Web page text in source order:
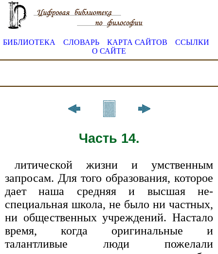
БИБЛИОТЕКА СЛОВАРЬ КАРТА САЙТОВ
ССЫЛКИ
О САЙТЕ
Часть 14.
литической жизни и умственным
запросам. Для того образования, которое
дает наша средняя и высшая не­
специальная школа, не было ни частных,
ни обществен­ных учреждений. Настало
время, когда оригинальные и
талантливые люди пожелали